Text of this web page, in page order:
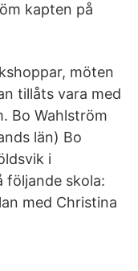
kapten på
möten
tillåts vara med
Bo Wahlström
län) Bo
i
följande skola:
med Christina